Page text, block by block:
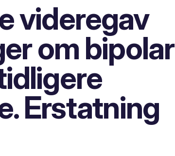
videregav
om bipolar
Erstatning